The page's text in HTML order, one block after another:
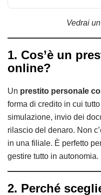
Vedrai
1. Cos’è un
online?
Un prestito personale
forma di credito in cui
simulazione, invio dei
rilascio del denaro. Non
in una filiale. È perfetto
gestire tutto in autonomia.
2. Perché